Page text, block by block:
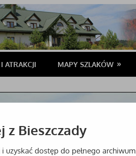
ATRAKCJI MAPY SZLAKÓW
z Bieszczady
uzyskać dostęp do pełnego archiwum.